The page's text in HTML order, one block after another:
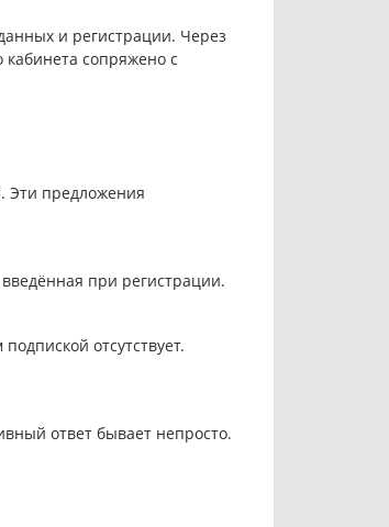
и регистрации. Через
сопряжено с
Эти предложения
при регистрации.
отсутствует.
ответ бывает непросто.